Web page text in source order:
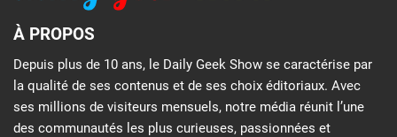
À PROPOS
Depuis plus de 10 ans, le Daily Geek Show se caractérise par
la qualité de ses contenus et de ses choix éditoriaux. Avec
ses millions de visiteurs mensuels, notre média réunit l’une
des communautés les plus curieuses, passionnées et